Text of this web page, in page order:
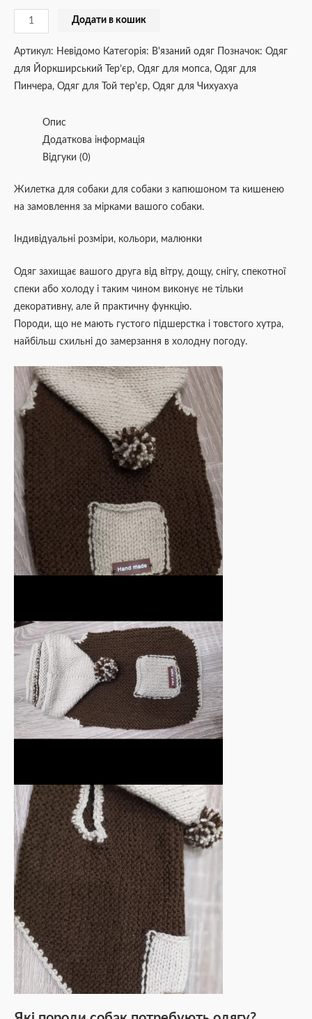
Додати в кошик
Артикул: Невідомо Категорія: В'язаний одяг Позначок: Одяг
для Йоркширський Тер’єр, Одяг для мопса, Одяг для
Пинчера, Одяг для Той тер'єр, Одяг для Чихуахуа
Опис
Додаткова інформація
Відгуки (0)
Жилетка для собаки для собаки з капюшоном та кишенею
на замовлення за мірками вашого собаки.
Індивідуальні розміри, кольори, малюнки
Одяг захищає вашого друга від вітру, дощу, снігу, спекотної
спеки або холоду і таким чином виконує не тільки
декоративну, але й практичну функцію.
Породи, що не мають густого підшерстка і товстого хутра,
найбільш схильні до замерзання в холодну погоду.